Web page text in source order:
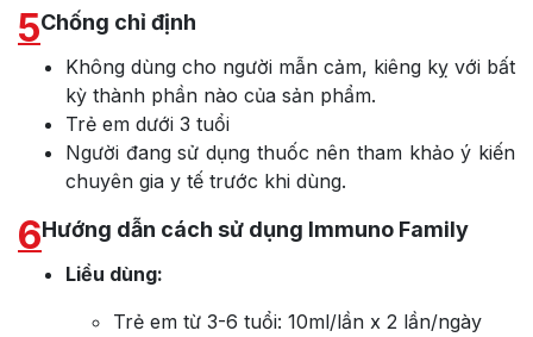
5Chống chỉ định
Không dùng cho người mẫn cảm, kiêng kỵ với bất
kỳ thành phần nào của sản phẩm.
Trẻ em dưới 3 tuổi
Người đang sử dụng thuốc nên tham khảo ý kiến
chuyên gia y tế trước khi dùng.
6Hướng dẫn cách sử dụng Immuno Family
Liều dùng:
Trẻ em từ 3-6 tuổi: 10ml/lần x 2 lần/ngày